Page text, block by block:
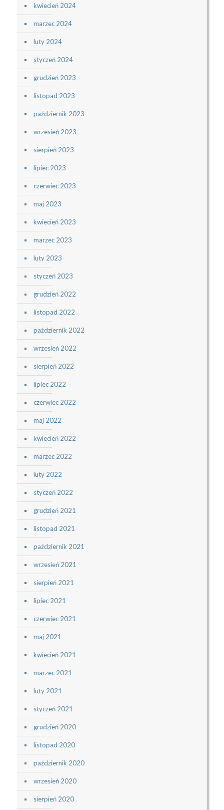
kwiecień 2024
marzec 2024
luty 2024
styczeń 2024
grudzień 2023
listopad 2023
październik 2023
wrzesień 2023
sierpień 2023
lipiec 2023
czerwiec 2023
maj 2023
kwiecień 2023
marzec 2023
luty 2023
styczeń 2023
grudzień 2022
listopad 2022
październik 2022
wrzesień 2022
sierpień 2022
lipiec 2022
czerwiec 2022
maj 2022
kwiecień 2022
marzec 2022
luty 2022
styczeń 2022
grudzień 2021
listopad 2021
październik 2021
wrzesień 2021
sierpień 2021
lipiec 2021
czerwiec 2021
maj 2021
kwiecień 2021
marzec 2021
luty 2021
styczeń 2021
grudzień 2020
listopad 2020
październik 2020
wrzesień 2020
sierpień 2020